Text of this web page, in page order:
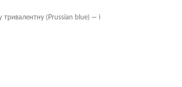
тривалентну (Prussian blue) — і